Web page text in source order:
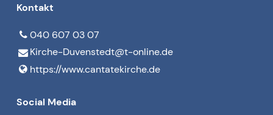
Kontakt
040 607 03 07
Kirche-Duvenstedt@​t-online.​de
https://www.​cantatekirche.​de
Social Media